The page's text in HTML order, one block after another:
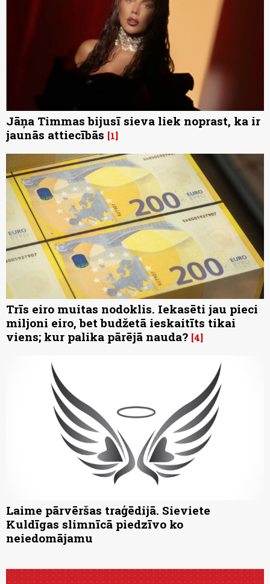
Jāņa Timmas bijusī sieva liek noprast, ka ir
jaunās attiecībās 1
Trīs eiro muitas nodoklis. Iekasēti jau pieci
miljoni eiro, bet budžetā ieskaitīts tikai
viens; kur palika pārējā nauda? 4
Laime pārvēršas traģēdijā. Sieviete
Kuldīgas slimnīcā piedzīvo ko
neiedomājamu